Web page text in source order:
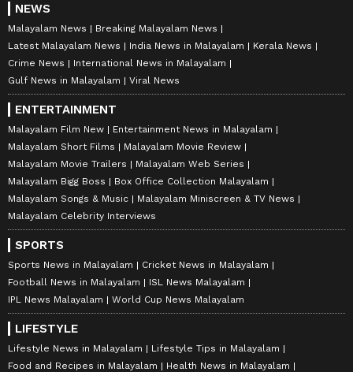
NEWS
Malayalam News
Breaking Malayalam News
Latest Malayalam News
India News in Malayalam
Kerala News
Crime News
International News in Malayalam
Gulf News in Malayalam
Viral News
ENTERTAINMENT
Malayalam Film New
Entertainment News in Malayalam
Malayalam Short Films
Malayalam Movie Review
Malayalam Movie Trailers
Malayalam Web Series
Malayalam Bigg Boss
Box Office Collection Malayalam
Malayalam Songs & Music
Malayalam Miniscreen & TV News
Malayalam Celebrity Interviews
SPORTS
Sports News in Malayalam
Cricket News in Malayalam
Football News in Malayalam
ISL News Malayalam
IPL News Malayalam
World Cup News Malayalam
LIFESTYLE
Lifestyle News in Malayalam
Lifestyle Tips in Malayalam
Food and Recipes in Malayalam
Health News in Malayalam